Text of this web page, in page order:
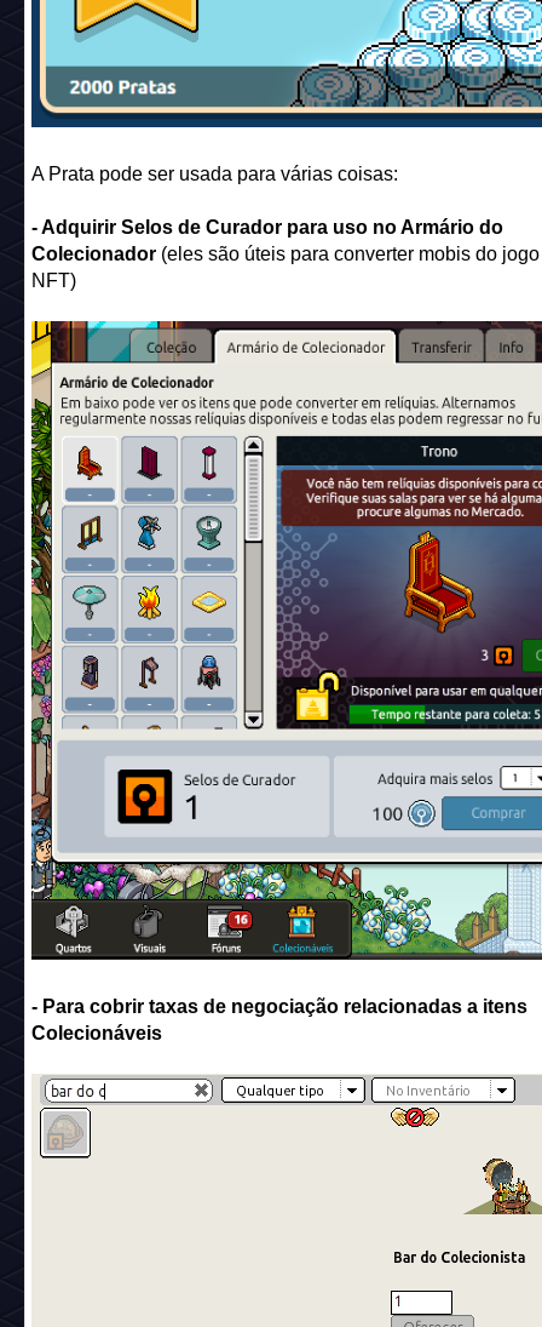
A Prata pode ser usada para várias coisas:
- Adquirir Selos de Curador para uso no Armário do
Colecionador (eles são úteis para converter mobis do
NFT)
- Para cobrir taxas de negociação relacionadas a itens
Colecionáveis